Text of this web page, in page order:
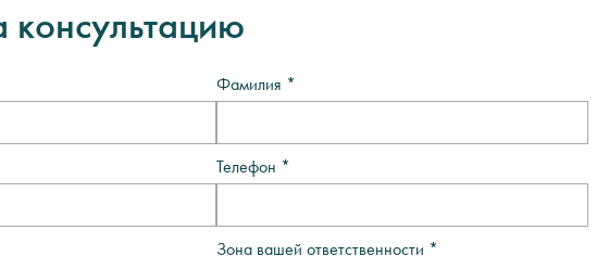
консультацию
Фамилия *
Телефон *
Зона вашей ответственности *